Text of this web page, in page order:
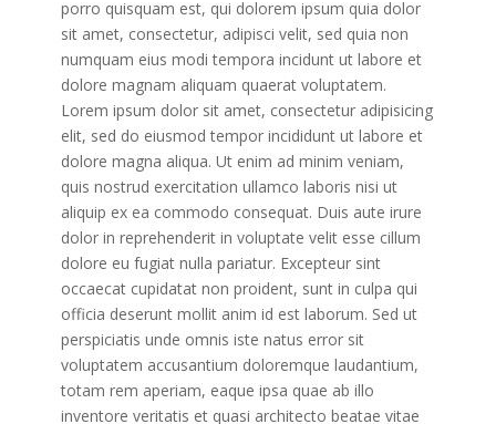
porro quisquam est, qui dolorem ipsum quia dolor
sit amet, consectetur, adipisci velit, sed quia non
numquam eius modi tempora incidunt ut labore et
dolore magnam aliquam quaerat voluptatem.
Lorem ipsum dolor sit amet, consectetur adipisicing
elit, sed do eiusmod tempor incididunt ut labore et
dolore magna aliqua. Ut enim ad minim veniam,
quis nostrud exercitation ullamco laboris nisi ut
aliquip ex ea commodo consequat. Duis aute irure
dolor in reprehenderit in voluptate velit esse cillum
dolore eu fugiat nulla pariatur. Excepteur sint
occaecat cupidatat non proident, sunt in culpa qui
officia deserunt mollit anim id est laborum. Sed ut
perspiciatis unde omnis iste natus error sit
voluptatem accusantium doloremque laudantium,
totam rem aperiam, eaque ipsa quae ab illo
inventore veritatis et quasi architecto beatae vitae